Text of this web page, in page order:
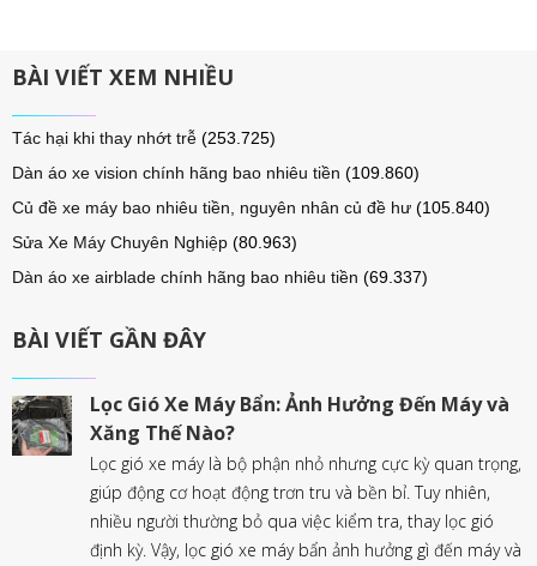
BÀI VIẾT XEM NHIỀU
Tác hại khi thay nhớt trễ (253.725)
Dàn áo xe vision chính hãng bao nhiêu tiền (109.860)
Củ đề xe máy bao nhiêu tiền, nguyên nhân củ đề hư (105.840)
Sửa Xe Máy Chuyên Nghiệp (80.963)
Dàn áo xe airblade chính hãng bao nhiêu tiền (69.337)
BÀI VIẾT GẦN ĐÂY
Lọc Gió Xe Máy Bẩn: Ảnh Hưởng Đến Máy và
Xăng Thế Nào?
Lọc gió xe máy là bộ phận nhỏ nhưng cực kỳ quan trọng,
giúp động cơ hoạt động trơn tru và bền bỉ. Tuy nhiên,
nhiều người thường bỏ qua việc kiểm tra, thay lọc gió
định kỳ. Vậy, lọc gió xe máy bẩn ảnh hưởng gì đến máy và